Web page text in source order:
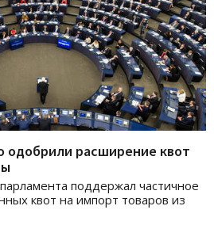
одобрили расширение квот
поддержал частичное
квот на импорт товаров из